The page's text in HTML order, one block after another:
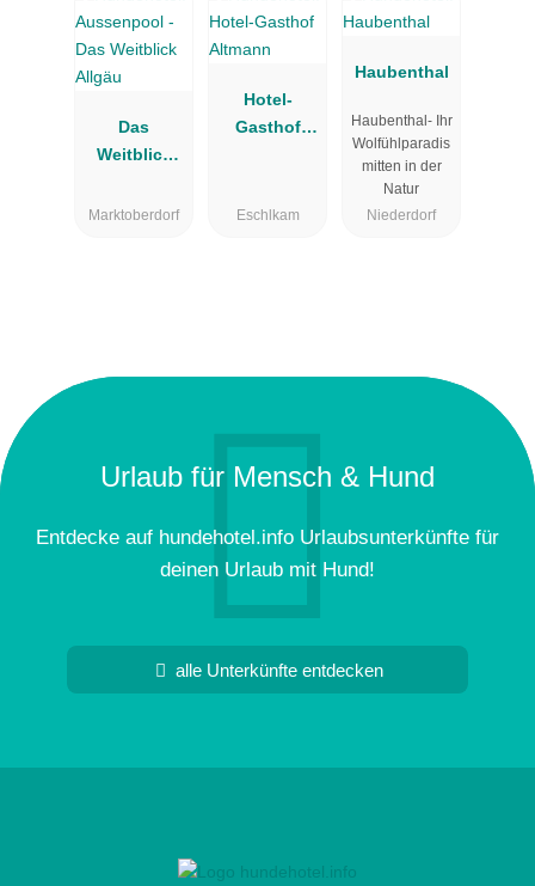
Das
Weitblick
Marktoberdorf
Hotel-
Gasthof
Eschlkam
Haubenthal
Haubenthal- Ihr
Wolfühlparadis
mitten in der
Natur
Niederdorf
Urlaub für Mensch & Hund
Entdecke auf hundehotel.info Urlaubsunterkünfte für
deinen Urlaub mit Hund!
alle Unterkünfte entdecken